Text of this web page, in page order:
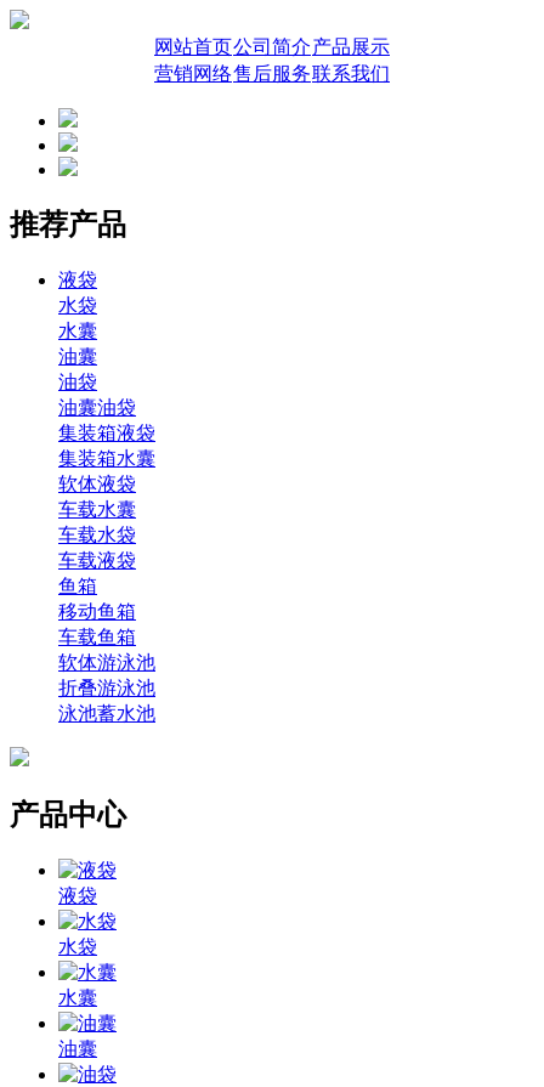
网站首页公司简介产品展示
营销网络售后服务联系我们
推荐产品
液袋
水袋
水囊
油囊
油袋
油囊油袋
集装箱液袋
集装箱水囊
软体液袋
车载水囊
车载水袋
车载液袋
鱼箱
移动鱼箱
车载鱼箱
软体游泳池
折叠游泳池
泳池蓄水池
产品中心
液袋
水袋
水囊
油囊